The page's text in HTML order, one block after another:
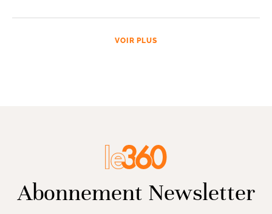
VOIR PLUS
Abonnement Newsletter